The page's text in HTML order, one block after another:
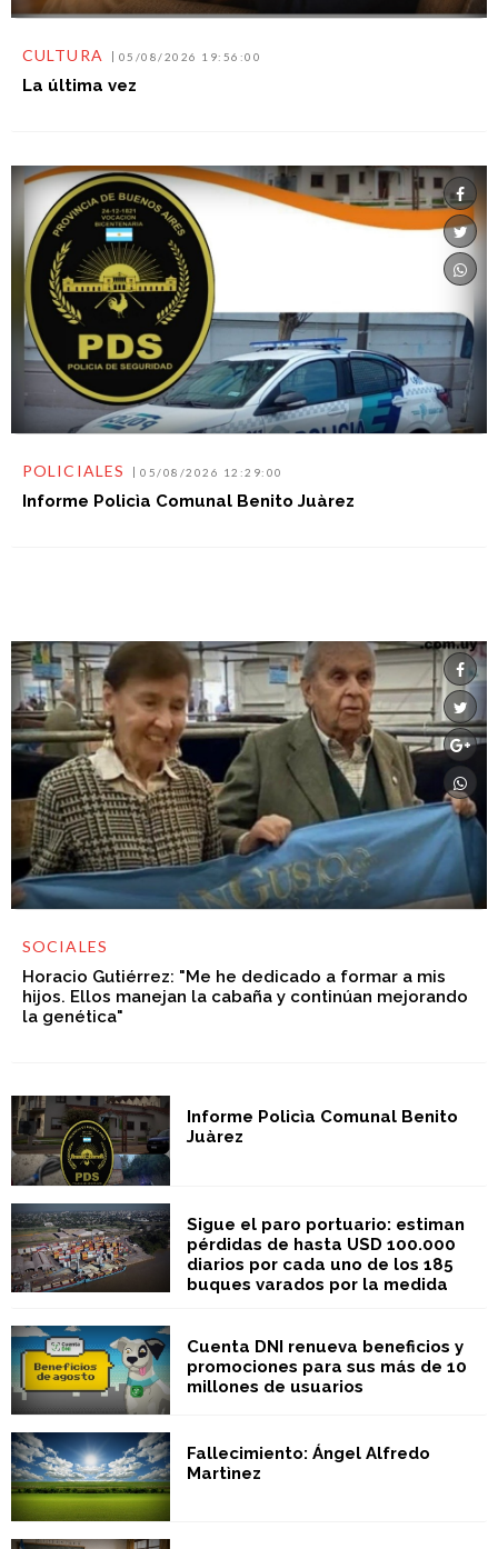
CULTURA 05/08/2026 19:56:00
La última vez
POLICIALES 05/08/2026 12:29:00
Informe Policìa Comunal Benito Juàrez
SOCIALES
Horacio Gutiérrez: "Me he dedicado a formar a mis
hijos. Ellos manejan la cabaña y continúan mejorando
la genética"
Informe Policìa Comunal Benito
Juàrez
Sigue el paro portuario: estiman
pérdidas de hasta USD 100.000
diarios por cada uno de los 185
buques varados por la medida
Cuenta DNI renueva beneficios y
promociones para sus más de 10
millones de usuarios
Fallecimiento: Ángel Alfredo
Martìnez